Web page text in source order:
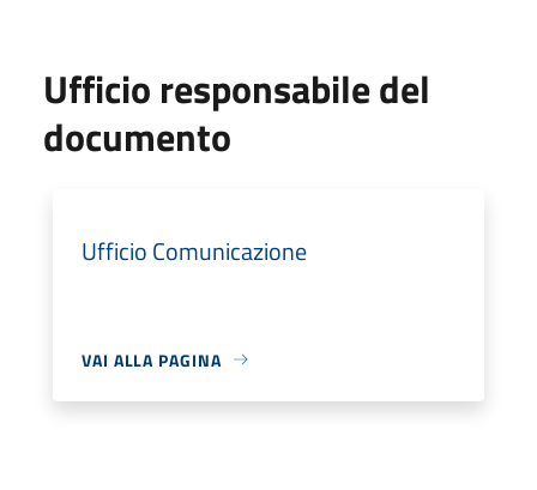
Ufficio responsabile del
documento
Ufficio Comunicazione
VAI ALLA PAGINA